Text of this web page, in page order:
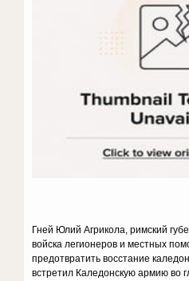
Гней Юлий Агрикола, римский
войска легионеров и местных
предотвратить восстание
встретил Каледонскую армию во